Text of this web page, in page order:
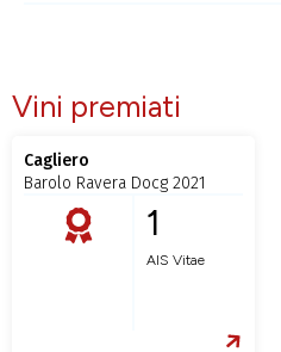
Vini premiati
Cagliero
Barolo Ravera Docg 2021
1
AIS Vitae